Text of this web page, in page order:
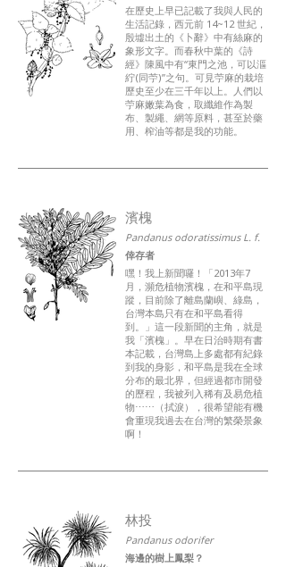
在歷史上早已記載了我與人民的
生活記錄，西元前 14~12 世紀，
殷墟出土的《卜辭》中有絲麻的
象形文字。而春秋中葉的《詩
經》陳風中有“東門之池，可以漚
紵(同苧)”之句。可見苧麻的栽培
歷史至少在三千年以上。人們以
苧麻嫩葉為食，取纖維作為製
布、製繩、網等原料，甚至於藥
用、榨油等都是我的功能。
濱槐
Pandanus odoratissimus L. f.
倖存者
嘿！我上新聞囉！「2013年7
月，瀕危植物濱槐，在和平島現
蹤，目前除了離島蘭嶼、綠島，
台灣本島只有在和平島看得
到。」這一段新聞的主角，就是
我「濱槐」。早在日治時期有書
本記載，台灣島上多處都有紀錄
到我的身影，和平島是我在全球
分布的最北界，但經過都市開發
的歷程，我被列入稀有及易危植
物⋯⋯（拭淚），很希望能有機
會重現我過去在台灣的繁榮景象
啊！
林投
Pandanus odorifer
海邊的樹上鳳梨？